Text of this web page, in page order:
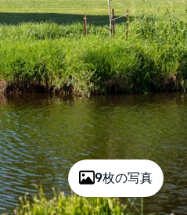
9枚の写真